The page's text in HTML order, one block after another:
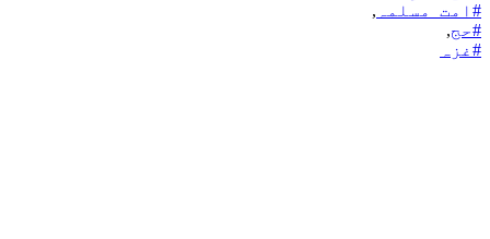
#امت_مسلمہ ,
#حج,
#غزہ